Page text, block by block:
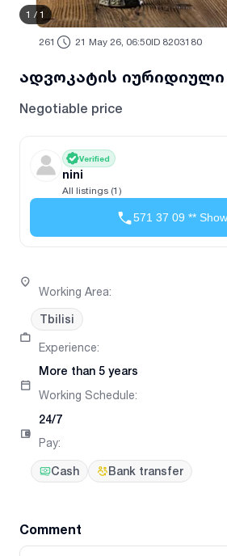
1 / 1
261 21 May 26, 06:50ID 8203180
ადვოკატის იურიდიული
Negotiable price
Verified
nini
All listings (1)
571 37 09 **
Working Area:
Tbilisi
Experience:
More than 5 years
Working Schedule:
24/7
Pay:
Cash Bank transfer
Comment